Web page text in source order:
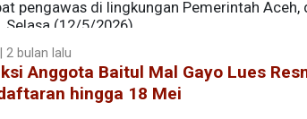
pengawas di lingkungan Pemerintah Aceh,
Selasa (12/5/2026).
Sekda Aceh, Staf Ahli Gubernur,
lingkungan Pemerintah Aceh.
2 bulan lalu
Anggota Baitul Mal Gayo Lues
hingga 18 Mei